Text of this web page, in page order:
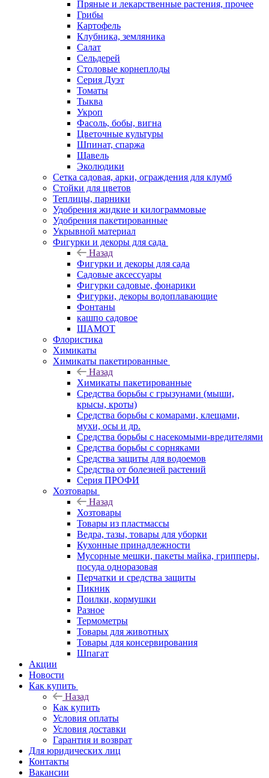
Пряные и лекарственные растения, прочее
Грибы
Картофель
Клубника, земляника
Салат
Сельдерей
Столовые корнеплоды
Серия Дуэт
Томаты
Тыква
Укроп
Фасоль, бобы, вигна
Цветочные культуры
Шпинат, спаржа
Щавель
Эколюдики
Сетка садовая, арки, ограждения для клумб
Стойки для цветов
Теплицы, парники
Удобрения жидкие и килограммовые
Удобрения пакетированные
Укрывной материал
Фигурки и декоры для сада
Назад
Фигурки и декоры для сада
Садовые аксессуары
Фигурки садовые, фонарики
Фигурки, декоры водоплавающие
Фонтаны
кашпо садовое
ШАМОТ
Флористика
Химикаты
Химикаты пакетированные
Назад
Химикаты пакетированные
Средства борьбы с грызунами (мыши,
крысы, кроты)
Средства борьбы с комарами, клещами,
мухи, осы и др.
Средства борьбы с насекомыми-вредителями
Средства борьбы с сорняками
Средства защиты для водоемов
Средства от болезней растений
Серия ПРОФИ
Хозтовары
Назад
Хозтовары
Товары из пластмассы
Ведра, тазы, товары для уборки
Кухонные принадлежности
Мусорные мешки, пакеты майка, грипперы,
посуда одноразовая
Перчатки и средства защиты
Пикник
Поилки, кормушки
Разное
Термометры
Товары для животных
Товары для консервирования
Шпагат
Акции
Новости
Как купить
Назад
Как купить
Условия оплаты
Условия доставки
Гарантия и возврат
Для юридических лиц
Контакты
Вакансии